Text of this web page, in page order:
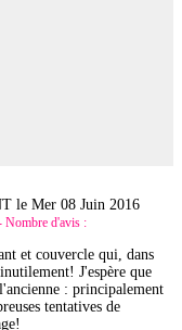
leMer 08 Juin 2016
Nombre d'avis :
et couvercle qui, dans
J'espère que
: principalement
tentatives de